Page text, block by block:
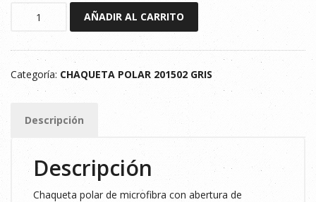
POLAR
2XL
cantidad
AÑADIR AL CARRITO
Categoría: CHAQUETA POLAR 201502 GRIS
Descripción
Descripción
Chaqueta polar de microfibra con abertura de